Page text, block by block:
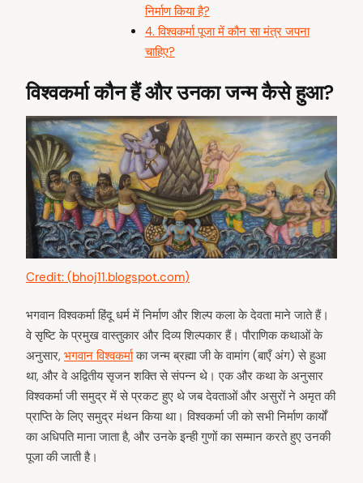
निर्माण किया है?
4. विश्वकर्मा पूजा में कौन सा मंत्र जपना
चाहिए?
विश्वकर्मा कौन हैं और उनका जन्म कैसे हुआ?
Credit: (bhoj11.blogspot.com)
भगवान विश्वकर्मा हिंदू धर्म में निर्माण और शिल्प कला के देवता माने जाते हैं।
वे सृष्टि के प्रमुख वास्तुकार और दिव्य शिल्पकार हैं। पौराणिक कथाओं के
अनुसार, भगवान विश्वकर्माका जन्म ब्रह्मा जी के वामांग (बाएँ अंग) से हुआ
था, और वे अद्वितीय सृजन शक्ति से संपन्न थे। एक और कथा के अनुसार
विश्वकर्मा जी समुद्र में से प्रकट हुए थे जब देवताओं और असुरों ने अमृत की
प्राप्ति के लिए समुद्र मंथन किया था। विश्वकर्मा जी को सभी निर्माण कार्यों
का अधिपति माना जाता है, और उनके इन्ही गुणों का सम्मान करते हुए उनकी
पूजा की जाती है।